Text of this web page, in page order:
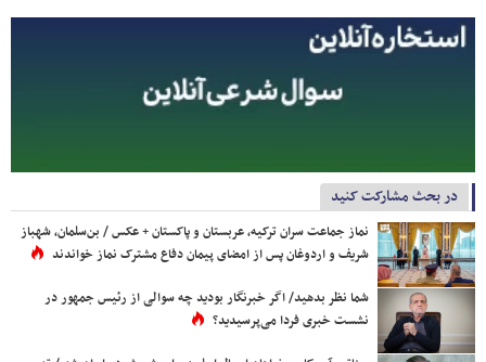
در بحث مشارکت کنید
نماز جماعت سران ترکیه، عربستان و پاکستان + عکس / بن‌سلمان، شهباز
شریف و اردوغان پس از امضای پیمان دفاع مشترک نماز خواندند
شما نظر بدهید/ اگر خبرنگار بودید چه سوالی از رئیس جمهور در
نشست خبری فردا می‌پرسیدید؟